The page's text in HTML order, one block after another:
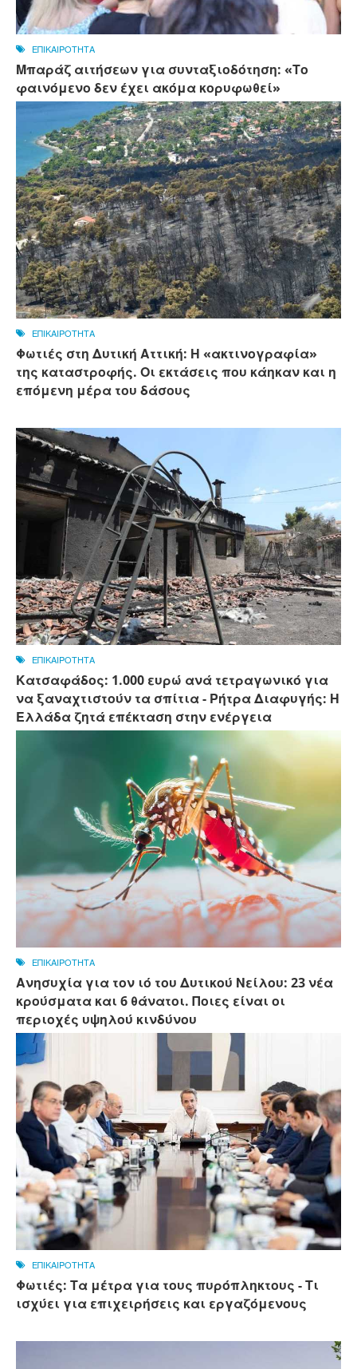
ΕΠΙΚΑΙΡΟΤΗΤΑ
Μπαράζ αιτήσεων για συνταξιοδότηση: «Το
φαινόμενο δεν έχει ακόμα κορυφωθεί»
ΕΠΙΚΑΙΡΟΤΗΤΑ
Φωτιές στη Δυτική Αττική: Η «ακτινογραφία»
της καταστροφής. Οι εκτάσεις που κάηκαν και η
επόμενη μέρα του δάσους
ΕΠΙΚΑΙΡΟΤΗΤΑ
Κατσαφάδος: 1.000 ευρώ ανά τετραγωνικό για
να ξαναχτιστούν τα σπίτια - Ρήτρα Διαφυγής: Η
Ελλάδα ζητά επέκταση στην ενέργεια
ΕΠΙΚΑΙΡΟΤΗΤΑ
Ανησυχία για τον ιό του Δυτικού Νείλου: 23 νέα
κρούσματα και 6 θάνατοι. Ποιες είναι οι
περιοχές υψηλού κινδύνου
ΕΠΙΚΑΙΡΟΤΗΤΑ
Φωτιές: Τα μέτρα για τους πυρόπληκτους - Τι
ισχύει για επιχειρήσεις και εργαζόμενους